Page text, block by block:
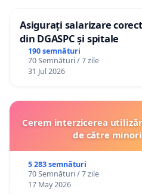
Asigurați salarizare
din DGASPC și spitale
190 semnături
70 Semnături / 7 zile
31 Jul 2026
Cerem interzicerea
de către
5 283 semnături
70 Semnături / 7 zile
17 May 2026